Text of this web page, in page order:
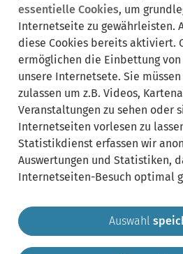
essentielle Cookies, um
Internetseite zu gewährleisten.
diese Cookies bereits aktiviert.
ermöglichen die Einbettung
unsere Internetsete. Sie
zulassen um z.B. Videos,
Veranstaltungen zu sehen oder
Internetseiten vorlesen zu
Statistikdienst erfassen wir
Auswertungen und Statistiken,
Internetseiten-Besuch optimal
Auswahl